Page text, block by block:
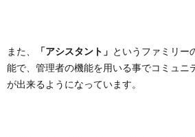
また、 「アシスタント」 というファミリー
能で、管理者の機能を用いる事でコミュニ
が出来るようになっています。